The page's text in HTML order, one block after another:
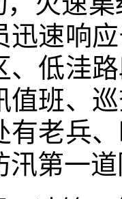
迅速响
、低洼
值班、
有老兵
汛第一